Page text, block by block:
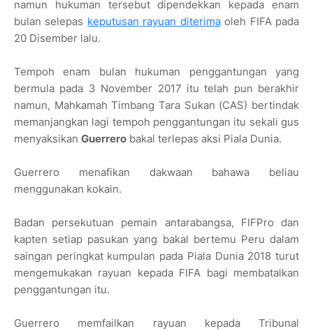
namun hukuman tersebut dipendekkan kepada enam
bulan selepas keputusan rayuan diterimaoleh FIFA pada
20 Disember lalu.
Tempoh enam bulan hukuman penggantungan yang
bermula pada 3 November 2017 itu telah pun berakhir
namun, Mahkamah Timbang Tara Sukan (CAS) bertindak
memanjangkan lagi tempoh penggantungan itu sekali gus
menyaksikan Guerrero bakal terlepas aksi Piala Dunia.
Guerrero menafikan dakwaan bahawa beliau
menggunakan kokain.
Badan persekutuan pemain antarabangsa, FIFPro dan
kapten setiap pasukan yang bakal bertemu Peru dalam
saingan peringkat kumpulan pada Piala Dunia 2018 turut
mengemukakan rayuan kepada FIFA bagi membatalkan
penggantungan itu.
Guerrero memfailkan rayuan kepada Tribunal